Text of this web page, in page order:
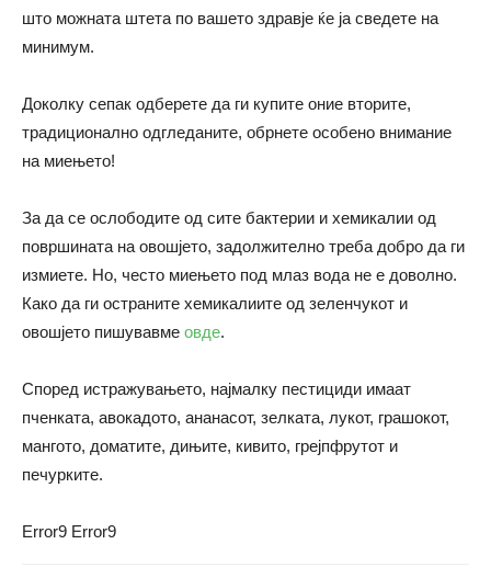
што можната штета по вашето здравје ќе ја сведете на
минимум.
Доколку сепак одберете да ги купите оние вторите,
традиционално одгледаните, обрнете особено внимание
на миењето!
За да се ослободите од сите бактерии и хемикалии од
површината на овошјето, задолжително треба добро да ги
измиете. Но, често миењето под млаз вода не е доволно.
Како да ги остраните хемикалиите од зеленчукот и
овошјето пишувавме овде.
Според истражувањето, најмалку пестициди имаат
пченката, авокадото, ананасот, зелката, лукот, грашокот,
мангото, доматите, дињите, кивито, грејпфрутот и
печурките.
Error9 Error9